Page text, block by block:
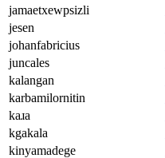
jamaetxewpsizli
jesen
johanfabricius
juncales
kalangan
karbamilornitin
kaɹa
kgakala
kinyamadege